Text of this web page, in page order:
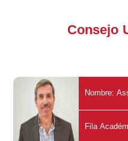
Consejo
Nombre:
Fila